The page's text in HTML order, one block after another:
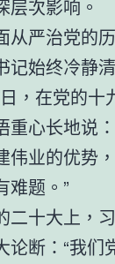
层次影响。
从严治党的
记始终冷静
，在党的十
重心长地说
伟业的优势
难题。”
二十大上，
论断：“我们